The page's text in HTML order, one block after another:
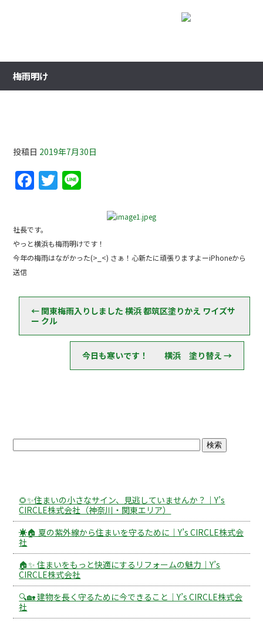
梅雨明け
投稿日 2019年7月30日
F
a
e
b
o
k
T
w
er
社長です。
やっと横浜も梅雨明けです！
今年の梅雨はながかった(>_<) さぁ！心新たに頑張りますよーiPhoneから
送信
← 関東梅雨入りしました 横浜 都筑区塗りかえ ワイズサ
ー クル
今日も寒いです！ 横浜 塗り替え →
🌻✨住まいの小さなサイン、見逃していませんか？｜Y’s
CIRCLE株式会社（神奈川・関東エリア）
☀️🏠 夏の紫外線から住まいを守るために｜Y’s CIRCLE株式会
社
🏠✨ 住まいをもっと快適にするリフォームの魅力｜Y’s
CIRCLE株式会社
🔍🏡 建物を長く守るために今できること｜Y’s CIRCLE株式会
社